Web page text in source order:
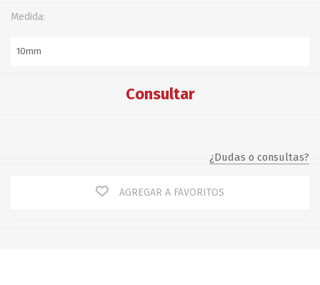
Medida:
Consultar
¿Dudas o consultas?
AGREGAR A FAVORITOS